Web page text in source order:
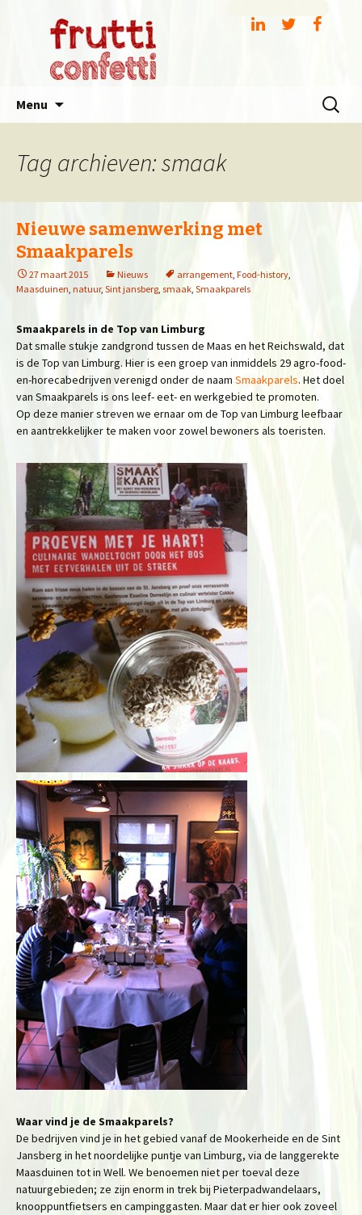
Menu
inhoud
Zoeken
naar:
Tag archieven: smaak
Nieuwe samenwerking met
Smaakparels
27 maart 2015 Nieuws arrangement, Food-history,
Maasduinen, natuur, Sint jansberg, smaak, Smaakparels
Smaakparels in de Top van Limburg
Dat smalle stukje zandgrond tussen de Maas en het Reichswald, dat
is de Top van Limburg. Hier is een groep van inmiddels 29 agro-food-
en-horecabedrijven verenigd onder de naam Smaakparels. Het doel
van Smaakparels is ons leef- eet- en werkgebied te promoten.
Op deze manier streven we ernaar om de Top van Limburg leefbaar
en aantrekkelijker te maken voor zowel bewoners als toeristen.
Waar vind je de Smaakparels?
De bedrijven vind je in het gebied vanaf de Mookerheide en de Sint
Jansberg in het noordelijke puntje van Limburg, via de langgerekte
Maasduinen tot in Well. We benoemen niet per toeval deze
natuurgebieden; ze zijn enorm in trek bij Pieterpadwandelaars,
knooppuntfietsers en campinggasten. Maar dat er hier ook zoveel